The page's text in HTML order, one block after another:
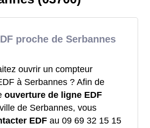
proche de Serbannes
ouvrir un compteur
à Serbannes ? Afin de
ouverture de ligne EDF
de Serbannes, vous
EDF au 09 69 32 15 15